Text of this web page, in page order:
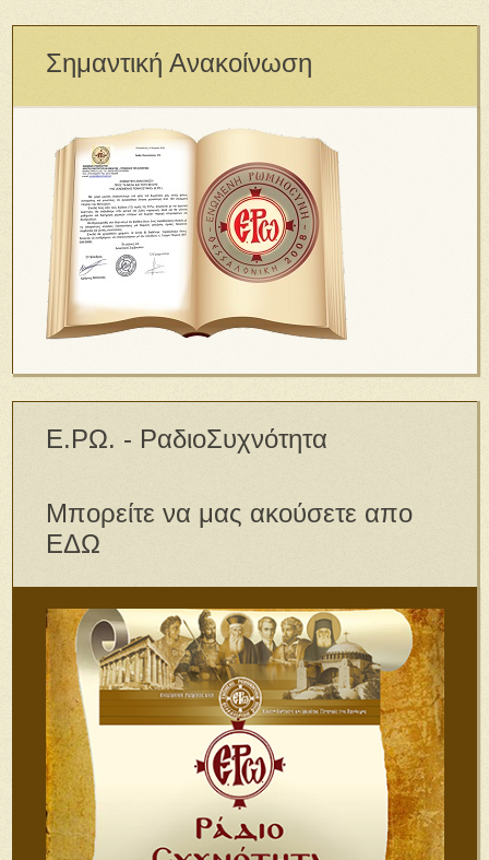
Σημαντική Ανακοίνωση
Ε.ΡΩ. - ΡαδιοΣυχνότητα
Μπορείτε να μας ακούσετε απο
ΕΔΩ